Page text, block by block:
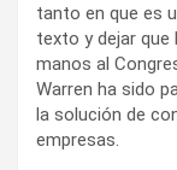
tanto en que es
texto y dejar que
manos al
Warren ha sido
la solución de
empresas.